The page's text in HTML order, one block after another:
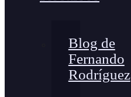
Blog de
Fernando
Rodríguez